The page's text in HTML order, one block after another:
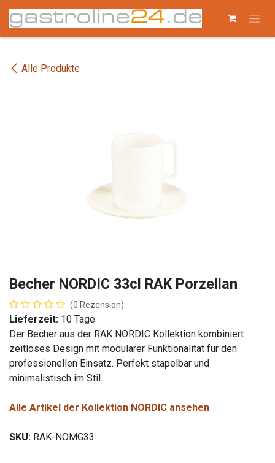
Zum Inhalt springen
Alle Produkte
Becher NORDIC 33cl RAK Porzellan
(0 Rezension)
Lieferzeit: 10 Tage
Der Becher aus der RAK NORDIC Kollektion kombiniert
zeitloses Design mit modularer Funktionalität für den
professionellen Einsatz. Perfekt stapelbar und
minimalistisch im Stil.
Alle Artikel der Kollektion NORDIC ansehen
SKU: RAK-NOMG33